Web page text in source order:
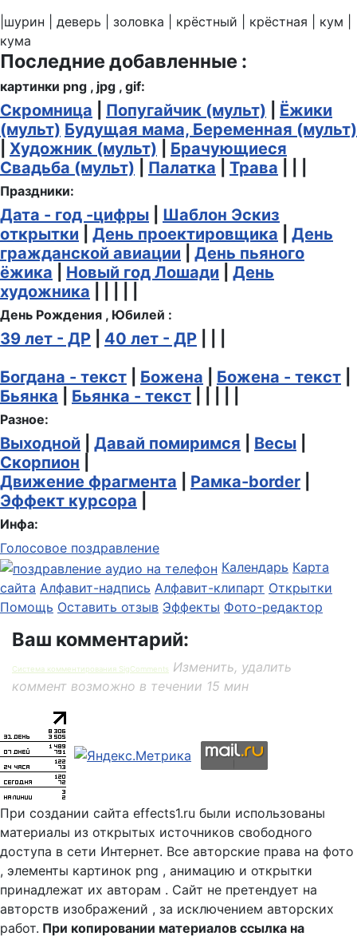
|шурин | деверь | золовка | крёстный | крёстная | кум |
кума
Последние добавленные :
картинки png , jpg , gif:
Скромница Попугайчик (мульт)
Ёжики
(мульт) Будущая мама, Беременная (мульт)
Художник (мульт)
Брачующиеся
Свадьба (мульт)
Палатка Трава
Праздники:
Дата - год -цифры
Шаблон Эскиз
открытки
День проектировщика
День
гражданской авиации
День пьяного
ёжика
Новый год Лошади
День
художника
День Рождения , Юбилей :
39 лет - ДР 40 лет - ДР
Богдана - текст
Божена Божена - текст
Бьянка
Бьянка - текст
Разное:
Выходной Давай помиримся Весы
Скорпион
Движение фрагмента
Рамка-border
Эффект курсора
Инфа:
Голосовое поздравление
Календарь Карта
сайта Алфавит-надпись Алфавит-клипарт Открытки
Помощь Оставить отзыв Эффекты Фото-редактор
Ваш комментарий:
Система комментирования SigComments
Изменить, удалить
коммент возможно в течении 15 мин
При создании сайта effects1.ru были использованы
материалы из открытых источников свободного
доступа в сети Интернет. Все авторские права на фото
, элементы картинок png , анимацию и открытки
принадлежат их авторам . Сайт не претендует на
авторств изображений , за исключением авторских
работ. При копировании материалов ссылка на